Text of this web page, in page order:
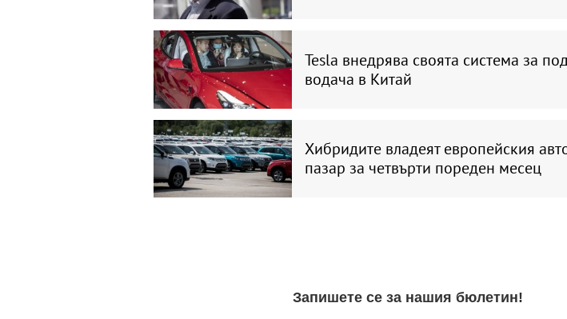
Tesla внедрява своята система за
водача в Китай
Хибридите владеят европейския
пазар за четвърти пореден месец